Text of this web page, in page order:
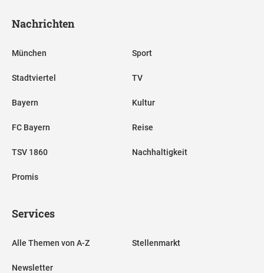
Nachrichten
München
Stadtviertel
Bayern
FC Bayern
TSV 1860
Promis
Sport
TV
Kultur
Reise
Nachhaltigkeit
Services
Alle Themen von A-Z
Newsletter
Stellenmarkt